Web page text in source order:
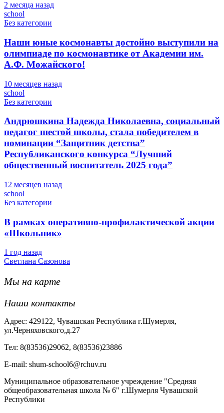
2 месяца назад
school
Без категории
Наши юные космонавты достойно выступили на
олимпиаде по космонавтике от Академии им.
А.Ф. Можайского!
10 месяцев назад
school
Без категории
Андрюшкина Надежда Николаевна, социальный
педагог шестой школы, стала победителем в
номинации “Защитник детства”
Республиканского конкурса “Лучший
общественный воспитатель 2025 года”
12 месяцев назад
school
Без категории
В рамках оперативно-профилактической акции
«Школьник»
1 год назад
Светлана Сазонова
Мы на карте
Наши контакты
Адрес: 429122, Чувашская Республика г.Шумерля,
ул.Черняховского,д.27
Тел: 8(83536)29062, 8(83536)23886
Е-mail: shum-school6@rchuv.ru
Муниципальное образовательное учреждение "Средняя
общеобразовательная школа № 6" г.Шумерля Чувашской
Республики